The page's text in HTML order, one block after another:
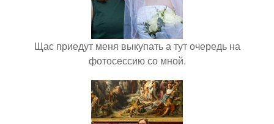
Щас приедут меня выкупать а тут очередь на
фотосессию со мной.